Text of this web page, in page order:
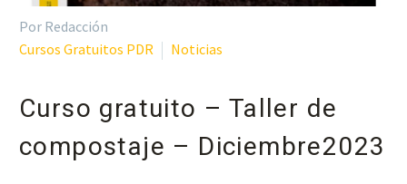
Por Redacción
Cursos Gratuitos PDR
Noticias
Curso gratuito – Taller de
compostaje – Diciembre2023